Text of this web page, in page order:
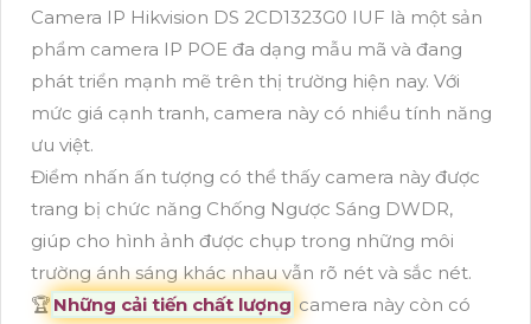
Camera IP Hikvision DS 2CD1323G0 IUF là một sản
phẩm camera IP POE đa dạng mẫu mã và đang
phát triển mạnh mẽ trên thị trường hiện nay. Với
mức giá cạnh tranh, camera này có nhiều tính năng
ưu việt.
Điểm nhấn ấn tượng có thể thấy camera này được
trang bị chức năng Chống Ngược Sáng DWDR,
giúp cho hình ảnh được chụp trong những môi
trường ánh sáng khác nhau vẫn rõ nét và sắc nét.
🏆 Những cải tiến chất lượng camera này còn có